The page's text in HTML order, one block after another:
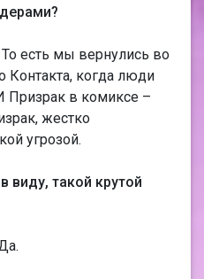
То есть мы вернулись во
когда люди
Призрак в комиксе –
жестко
угрозой.
виду, такой крутой